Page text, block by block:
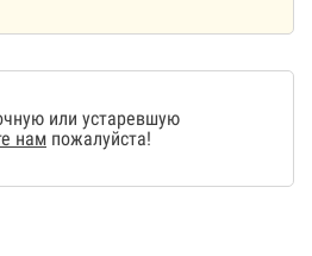
или устаревшую
нам пожалуйста!